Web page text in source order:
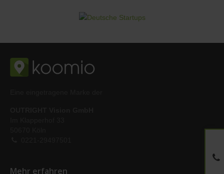
Mehr erfahren